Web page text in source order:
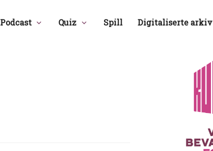
Podcast Quiz Spill
Digitaliserte arkiv